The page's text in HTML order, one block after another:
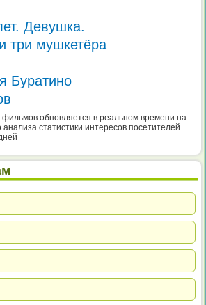
Девушка.
три мушкетёра
Буратино
фильмов обновляется в реальном времени на
анализа статистики интересов посетителей